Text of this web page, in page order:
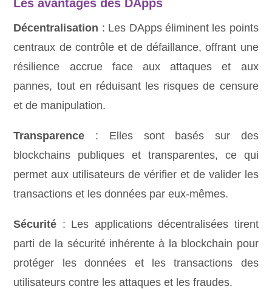
Les avantages des DApps
Décentralisation : Les DApps éliminent les points
centraux de contrôle et de défaillance, offrant une
résilience accrue face aux attaques et aux
pannes, tout en réduisant les risques de censure
et de manipulation.
Transparence : Elles sont basés sur des
blockchains publiques et transparentes, ce qui
permet aux utilisateurs de vérifier et de valider les
transactions et les données par eux-mêmes.
Sécurité : Les applications décentralisées tirent
parti de la sécurité inhérente à la blockchain pour
protéger les données et les transactions des
utilisateurs contre les attaques et les fraudes.